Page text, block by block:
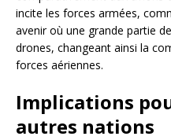
incite les forces armées,
avenir où une grande partie
drones, changeant ainsi la
forces aériennes.
Implications
autres nations